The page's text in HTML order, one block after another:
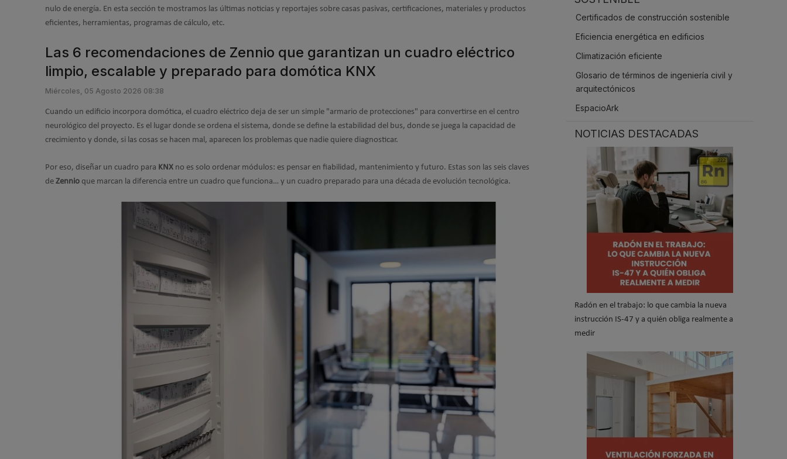
nulo de energía. En esta sección te mostramos las últimas noticias y reportajes sobre casas pasivas, certificaciones, materiales y productos
eficientes, herramientas, programas de cálculo, etc.
Las 6 recomendaciones de Zennio que garantizan un cuadro eléctrico
limpio, escalable y preparado para domótica KNX
Miércoles, 05 Agosto 2026 08:38
Cuando un edificio incorpora domótica, el cuadro eléctrico deja de ser un simple "armario de protecciones" para convertirse en el centro
neurológico del proyecto. Es el lugar donde se ordena el sistema, donde se define la estabilidad del bus, donde se juega la capacidad de
crecimiento y donde, si las cosas se hacen mal, aparecen los problemas que nadie quiere diagnosticar.
Por eso, diseñar un cuadro para KNX no es solo ordenar módulos: es pensar en fiabilidad, mantenimiento y futuro. Estas son las seis claves
de Zennio que marcan la diferencia entre un cuadro que funciona… y un cuadro preparado para una década de evolución tecnológica.
Certificados de construcción sostenible
Eficiencia energética en edificios
Climatización eficiente
Glosario de términos de ingeniería civil y
arquitectónicos
EspacioArk
NOTICIAS DESTACADAS
Radón en el trabajo: lo que cambia la nueva
instrucción IS-47 y a quién obliga realmente a
medir